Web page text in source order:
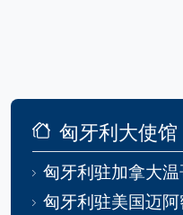
匈牙利大使馆
匈牙利驻加拿大
匈牙利驻美国迈